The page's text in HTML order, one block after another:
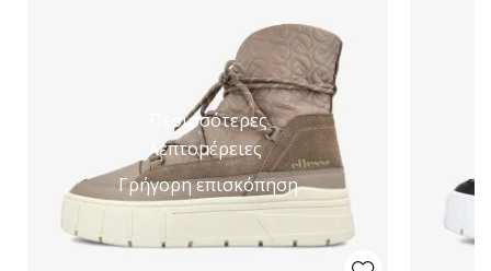
Περισσότερες
λεπτομέρειες
Γρήγορη επισκόπηση